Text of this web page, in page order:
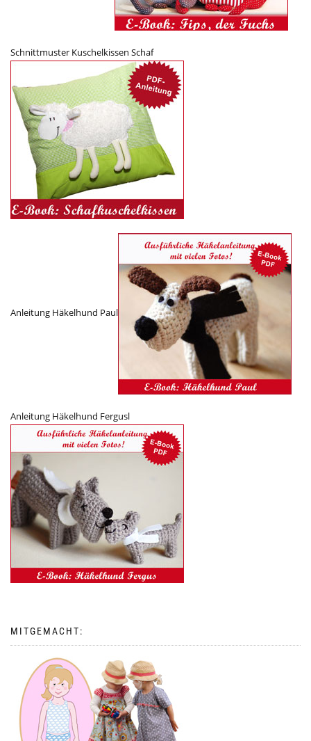
Schnittmuster Kuschelkissen Schaf
Anleitung Häkelhund Paul
Anleitung Häkelhund Fergusl
MITGEMACHT: